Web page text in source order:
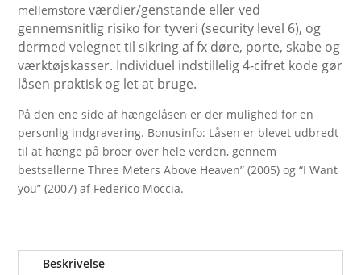
mellemstore værdier/genstande eller ved
gennemsnitlig risiko for tyveri (security level 6), og
dermed velegnet til sikring af fx døre, porte, skabe og
værktøjskasser. Individuel indstillelig 4-cifret kode gør
låsen praktisk og let at bruge.
På den ene side af hængelåsen er der mulighed for en
personlig indgravering. Bonusinfo: Låsen er blevet udbredt
til at hænge på broer over hele verden, gennem
bestsellerne Three Meters Above Heaven” (2005) og “I Want
you” (2007) af Federico Moccia.
Beskrivelse